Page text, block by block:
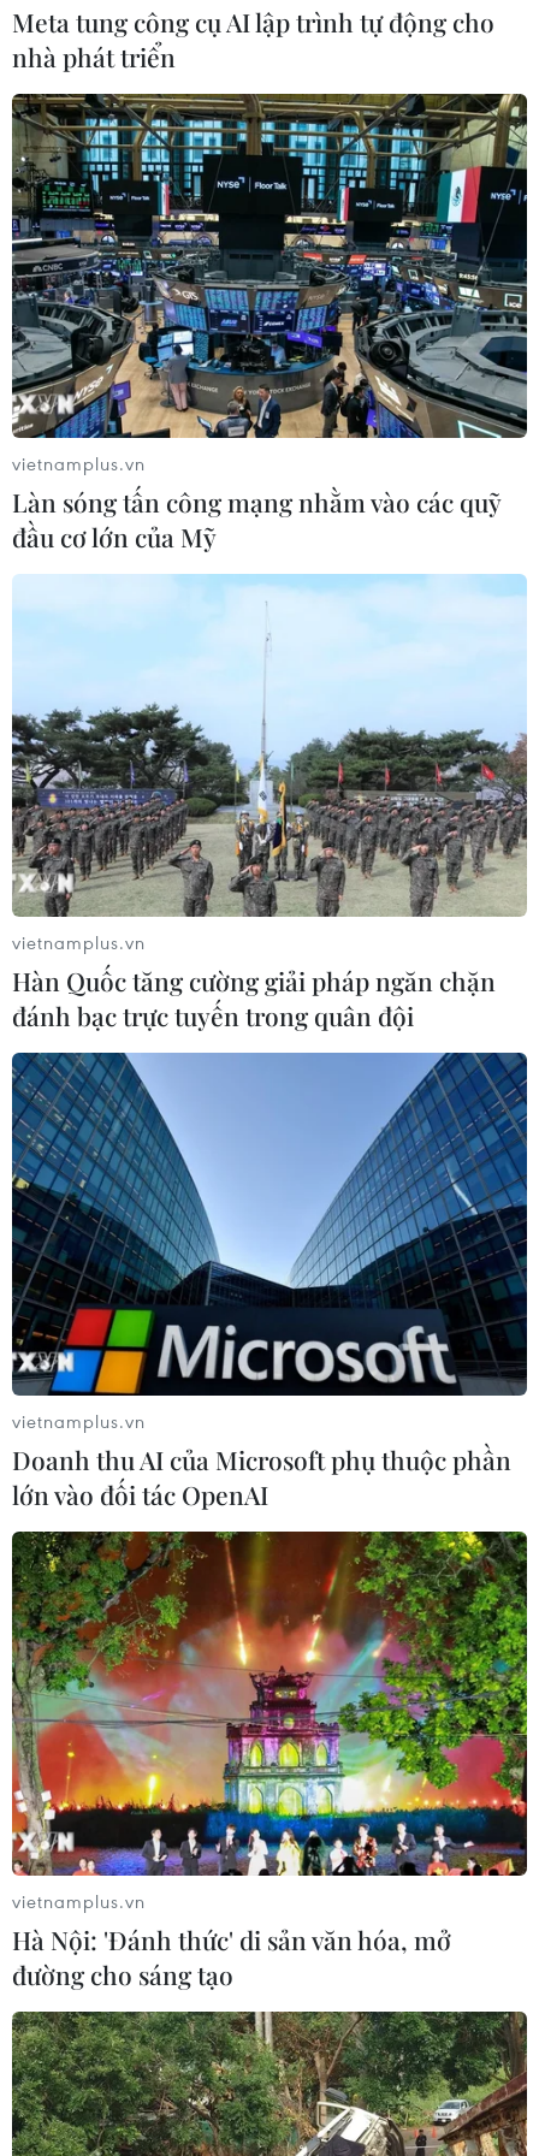
Thủ tướng dự lễ khánh thành 2 dự
án thành phần tuyến Cao tốc Bắc-Nam
29/04/2023 03:01
Cao tốc Mai Sơn-Quốc lộ 45 và Cao tốc Phan Thiết-Dầu
Giây đi vào hoạt động sẽ rút ngắn thời gian di chuyển
từ Hà Nội về Thanh Hóa và từ Thành phố Hồ Chí Minh
đến Phan Thiết còn khoảng 2 giờ.
Meta tung công cụ AI lập trình tự động cho
nhà phát triển
vietnamplus.vn
Làn sóng tấn công mạng nhằm vào các quỹ
đầu cơ lớn của Mỹ
vietnamplus.vn
Hàn Quốc tăng cường giải pháp ngăn chặn
đánh bạc trực tuyến trong quân đội
vietnamplus.vn
Doanh thu AI của Microsoft phụ thuộc phần
lớn vào đối tác OpenAI
vietnamplus.vn
Hà Nội: 'Đánh thức' di sản văn hóa, mở
đường cho sáng tạo